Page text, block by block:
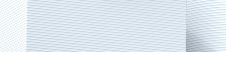
金融保险
企业集团
医疗医药
广电媒体
在线留言